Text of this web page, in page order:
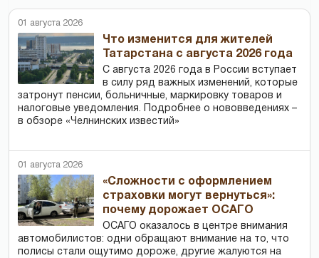
01 августа 2026
Что изменится для жителей
Татарстана с августа 2026 года
С августа 2026 года в России вступает
в силу ряд важных изменений, которые
затронут пенсии, больничные, маркировку товаров и
налоговые уведомления. Подробнее о нововведениях –
в обзоре «Челнинских известий»
01 августа 2026
«Сложности с оформлением
страховки могут вернуться»:
почему дорожает ОСАГО
ОСАГО оказалось в центре внимания
автомобилистов: одни обращают внимание на то, что
полисы стали ощутимо дороже, другие жалуются на